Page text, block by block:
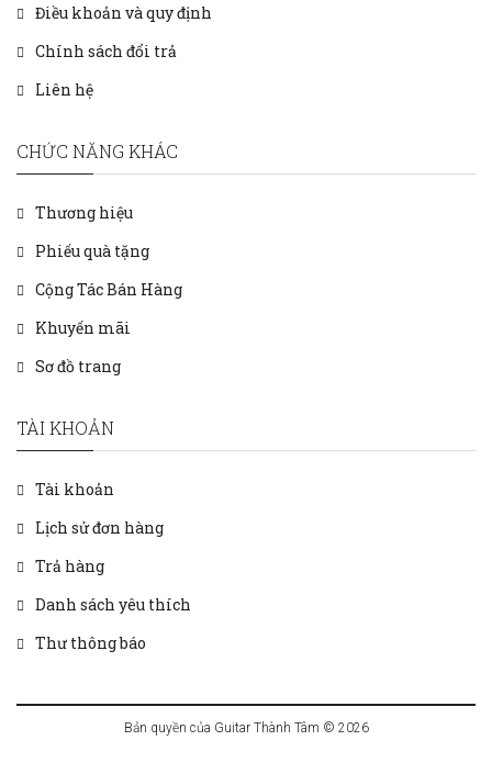
Điều khoản và quy định
Chính sách đổi trả
Liên hệ
CHỨC NĂNG KHÁC
Thương hiệu
Phiếu quà tặng
Cộng Tác Bán Hàng
Khuyến mãi
Sơ đồ trang
TÀI KHOẢN
Tài khoản
Lịch sử đơn hàng
Trả hàng
Danh sách yêu thích
Thư thông báo
Bản quyền của Guitar Thành Tâm © 2026